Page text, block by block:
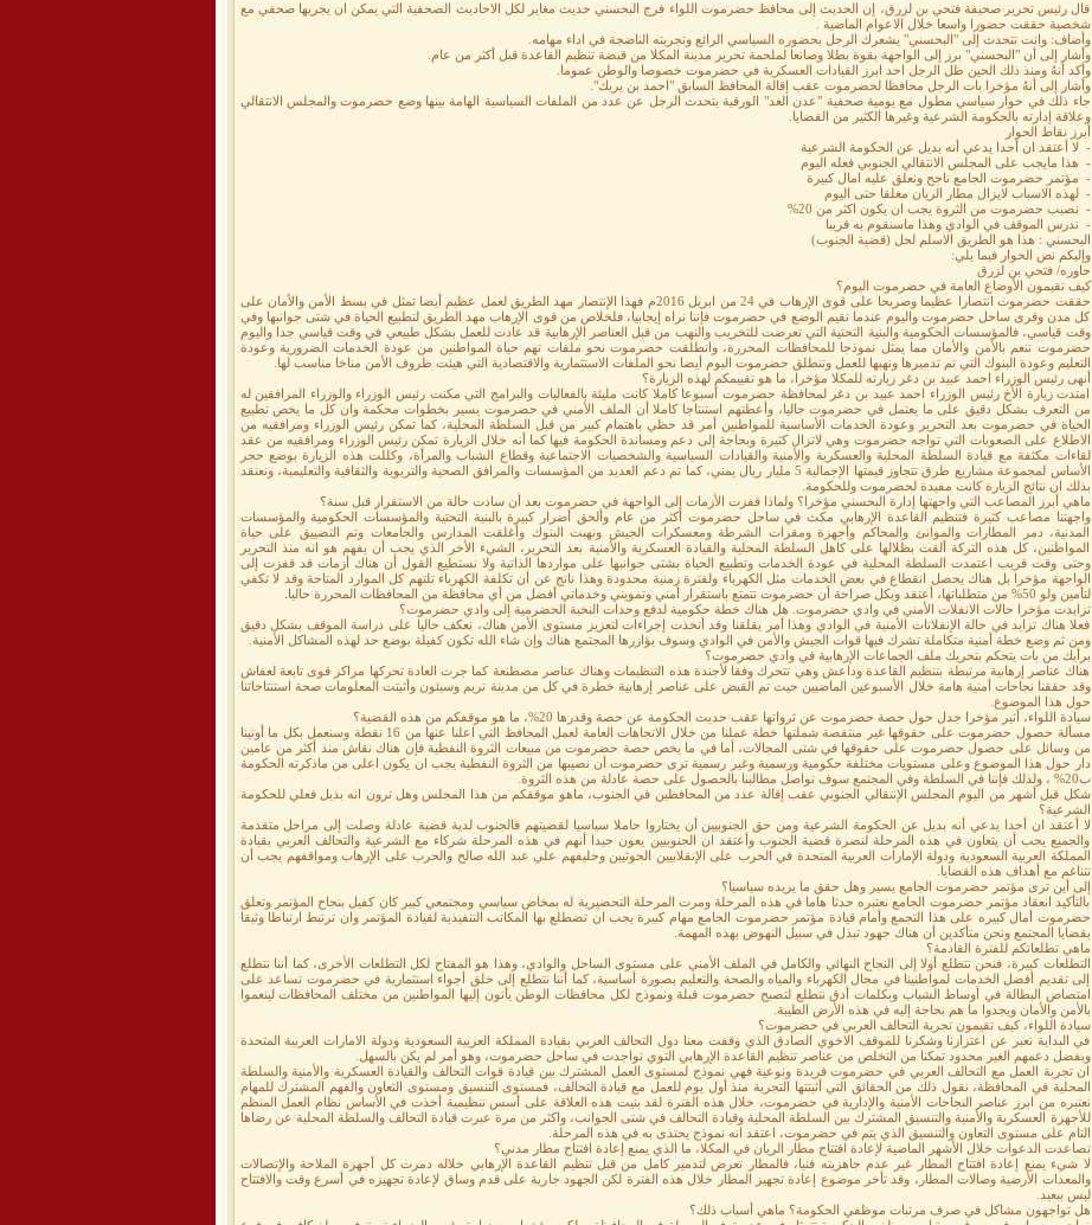
قال رئيس تحرير صحيفة فتحي بن لزرق، إن الحديث إلى محافظ حضرموت اللواء فرج البحسني حديث مغاير لكل الاحاديث الصحفية التي يمكن ان يجريها صحفي مع
شخصية حققت حضورا واسعا خلال الاعوام الماضية .
وأضاف: وانت تتحدث إلى "البحسني" يشعرك الرجل بحضوره السياسي الرائع وتجربته الناضجة في اداء مهامه.
وأشار إلى أن "البحسني" برز إلى الواجهة بقوة بطلا وصانعا لملحمة تحرير مدينة المكلا من قبضة تنظيم القاعدة قبل أكثر من عام.
وأكد أنهُ ومنذ ذلك الحين ظل الرجل احد ابرز القيادات العسكرية في حضرموت خصوصا والوطن عموما.
وأشار إلى أنهُ مؤخرا بات الرجل محافظا لحضرموت عقب إقالة المحافظ السابق "احمد بن بريك".
جاء ذلك في حوار سياسي مطول مع يومية صحفية "عدن الغد" الورقية يتحدث الرجل عن عدد من الملفات السياسية الهامة بينها وضع حضرموت والمجلس الانتقالي
وعلاقة إدارته بالحكومة الشرعية وغيرها الكثير من القضايا.
أبرز نقاط الحوار
- لا أعتقد ان أحدا يدعي أنه بديل عن الحكومة الشرعية
- هذا مايجب على المجلس الانتقالي الجنوبي فعله اليوم
- مؤتمر حضرموت الجامع ناجح ونعلق عليه امال كبيرة
- لهذه الاسباب لايزال مطار الريان مغلقا حتى اليوم
- نصيب حضرموت من الثروة يجب ان يكون اكثر من 20%
- ندرس الموقف في الوادي وهذا ماسنقوم به قريبا
البحسني : هذا هو الطريق الاسلم لحل (قضية الجنوب)
وإليكم نص الحوار فيما يلي:
حاوره/ فتحي بن لزرق
كيف تقيمون الأوضاع العامة في حضرموت اليوم؟
حققت حضرموت انتصارا عظيما وصريحا على قوى الإرهاب في 24 من ابريل 2016م فهذا الإنتصار مهد الطريق لعمل عظيم أيضا تمثل في بسط الأمن والأمان على
كل مدن وقرى ساحل حضرموت واليوم عندما نقيم الوضع في حضرموت فإننا نراه إيجابيا، فلخلاص من قوى الإرهاب مهد الطريق لتطبيع الحياة في شتى جوانبها وفي
وقت قياسي، فالمؤسسات الحكومية والبنية التحتية التي تعرضت للتخريب والنهب من قبل العناصر الإرهابية قد عادت للعمل بشكل طبيعي في وقت قياسي جدا واليوم
حضرموت تنعم بالأمن والأمان مما يمثل نموذجا للمحافظات المحررة، وانطلقت حضرموت نحو ملفات تهم حياة المواطنين من عودة الخدمات الضرورية وعودة
التعليم وعودة البنوك التي تم تدميرها ونهبها للعمل وتنطلق حضرموت اليوم أيضا نحو الملفات الاستثمارية والاقتصادية التي هيئت ظروف الأمن مناخا مناسب لها.
أنهى رئيس الوزراء احمد عبيد بن دغر زيارته للمكلا مؤخرا، ما هو تقييمكم لهذه الزيارة؟
امتدت زيارة الأخ رئيس الوزراء احمد عبيد بن دغر لمحافظة حضرموت أسبوعا كاملا كانت مليئة بالفعاليات والبرامج التي مكنت رئيس الوزراء والوزراء المرافقين له
من التعرف بشكل دقيق على ما يعتمل في حضرموت حاليا، وأعطتهم استنتاجا كاملا أن الملف الأمني في حضرموت يسير بخطوات محكمة وان كل ما يخص تطبيع
الحياة في حضرموت بعد التحرير وعودة الخدمات الأساسية للمواطنين أمر قد حظي باهتمام كبير من قبل السلطة المحلية، كما تمكن رئيس الوزراء ومرافقيه من
الاطلاع على الصعوبات التي تواجه حضرموت وهي لاتزال كثيرة وبحاجة إلى دعم ومساندة الحكومة فيها كما أنه خلال الزيارة تمكن رئيس الوزراء ومرافقيه من عقد
لقاءات مكثفة مع قيادة السلطة المحلية والعسكرية والأمنية والقيادات السياسية والشخصيات الاجتماعية وقطاع الشباب والمرأة، وكللت هذه الزيارة بوضع حجر
الأساس لمجموعة مشاريع طرق تتجاوز قيمتها الإجمالية 5 مليار ريال يمني، كما تم دعم العديد من المؤسسات والمرافق الصحية والتربوية والثقافية والتعليمية، ونعتقد
بذلك ان نتائج الزيارة كانت مفيدة لحضرموت وللحكومة.
ماهي أبرز المصاعب التي واجهتها إدارة البحسني مؤخرا؟ ولماذا قفزت الأزمات إلى الواجهة في حضرموت بعد أن سادت حالة من الاستقرار قبل سنة؟
واجهتنا مصاعب كثيرة فتنظيم القاعدة الإرهابي مكث في ساحل حضرموت أكثر من عام وألحق أضرار كبيرة بالبنية التحتية والمؤسسات الحكومية والمؤسسات
المدنية، دمر المطارات والموانئ والمحاكم وأجهزة ومقرات الشرطة ومعسكرات الجيش ونهبت البنوك وأغلقت المدارس والجامعات وتم التضييق على حياة
المواطنين، كل هذه التركة ألقت بظلالها على كاهل السلطة المحلية والقيادة العسكرية والأمنية بعد التحرير، الشيء الأخر الذي يجب أن يفهم هو انه منذ التحرير
وحتى وقت قريب اعتمدت السلطة المحلية في عودة الخدمات وتطبيع الحياة بشتى جوانبها على مواردها الذاتية ولا نستطيع القول أن هناك أزمات قد قفزت إلى
الواجهة مؤخرا بل هناك يحصل انقطاع في بعض الخدمات مثل الكهرباء ولفترة زمنية محدودة وهذا ناتج عن أن تكلفة الكهرباء تلتهم كل الموارد المتاحة وقد لا تكفي
لتأمين ولو 50% من متطلباتها، أعتقد وبكل صراحة أن حضرموت تتمتع باستقرار أمني وتمويني وخدماتي أفضل من أي محافظة من المحافظات المحررة حاليا.
تزايدت مؤخرا حالات الانفلات الأمني في وادي حضرموت. هل هناك خطة حكومية لدفع وحدات النخبة الحضرمية إلى وادي حضرموت؟
فعلا هناك تزايد في حالة الإنفلاتات الأمنية في الوادي وهذا أمر يقلقنا وقد أتخذت إجراءات لتعزيز مستوى الأمن هناك، نعكف حاليا على دراسة الموقف بشكل دقيق
ومن ثم وضع خطة أمنية متكاملة تشرك فيها قوات الجيش والأمن في الوادي وسوف يؤازرها المجتمع هناك وإن شاء الله تكون كفيلة بوضع حد لهذه المشاكل الأمنية.
برأيك من بات يتحكم بتحريك ملف الجماعات الإرهابية في وادي حضرموت؟
هناك عناصر إرهابية مرتبطة بتنظيم القاعدة وداعش وهي تتحرك وفقا لأجندة هذه التنظيمات وهناك عناصر مصطنعة كما جرت العادة تحركها مراكز قوى تابعة لعفاش
وقد حققنا نجاحات أمنية هامة خلال الأسبوعين الماضيين حيث تم القبض على عناصر إرهابية خطرة في كل من مدينة تريم وسيئون وأثبتت المعلومات صحة استنتاجاتنا
حول هذا الموضوع.
سيادة اللواء، أثير مؤخرا جدل حول حصة حضرموت عن ثرواتها عقب حديث الحكومة عن حصة وقدرها 20%، ما هو موقفكم من هذه القضية؟
مسألة حصول حضرموت على حقوقها غير منتقصة شملتها خطة عملنا من خلال الاتجاهات العامة لعمل المحافظ التي اعلنا عنها من 16 نقطة وسنعمل بكل ما أوتينا
من وسائل على حصول حضرموت على حقوقها في شتى المجالات، أما في ما يخص حصة حضرموت من مبيعات الثروة النفطية فإن هناك نقاش منذ أكثر من عامين
دار حول هذا الموضوع وعلى مستويات مختلفة حكومية ورسمية وغير رسمية ترى حضرموت أن نصيبها من الثروة النفطية يجب ان يكون اعلى من ماذكرته الحكومة
ب20% ، ولذلك فإننا في السلطة وفي المجتمع سوف نواصل مطالبنا بالحصول على حصة عادلة من هذه الثروة.
شكل قبل أشهر من اليوم المجلس الإنتقالي الجنوبي عقب إقالة عدد من المحافظين في الجنوب، ماهو موقفكم من هذا المجلس وهل ترون انه بديل فعلي للحكومة
الشرعية؟
لا أعتقد ان أحدا يدعي أنه بديل عن الحكومة الشرعية ومن حق الجنوبيين أن يختاروا حاملا سياسيا لقضيتهم فالجنوب لدية قضية عادلة وصلت إلى مراحل متقدمة
والجميع يجب أن يتعاون في هذه المرحلة لنصرة قضية الجنوب وأعتقد ان الجنوبيين يعون جيدا أنهم في هذه المرحلة شركاء مع الشرعية والتحالف العربي بقيادة
المملكة العربية السعودية ودولة الإمارات العربية المتحدة في الحرب على الإنقلابيين الحوثيين وحليفهم علي عبد الله صالح والحرب على الإرهاب ومواقفهم يجب أن
تتناغم مع أهداف هذه القضايا.
إلى أين ترى مؤتمر حضرموت الجامع يسير وهل حقق ما يريده سياسيا؟
بالتأكيد انعقاد مؤتمر حضرموت الجامع نعتبره حدثا هاما في هذه المرحلة ومرت المرحلة التحضيرية له بمخاض سياسي ومجتمعي كبير كان كفيل بنجاح المؤتمر وتعلق
حضرموت أمال كبيره على هذا التجمع وأمام قيادة مؤتمر حضرموت الجامع مهام كبيرة يجب ان تضطلع بها المكاتب التنفيذية لقيادة المؤتمر وان ترتبط ارتباطا وثيقا
بقضايا المجتمع ونحن متأكدين أن هناك جهود تبذل في سبيل النهوض بهذه المهمة.
ماهي تطلعاتكم للفترة القادمة؟
التطلعات كبيرة، فنحن نتطلع أولا إلى النجاح النهائي والكامل في الملف الأمني على مستوى الساحل والوادي، وهذا هو المفتاح لكل التطلعات الأخرى، كما أننا نتطلع
إلى تقديم أفضل الخدمات لمواطنينا في مجال الكهرباء والمياه والصحة والتعليم بصورة أساسية، كما أننا نتطلع إلى خلق أجواء استثمارية في حضرموت تساعد على
امتصاص البطالة في أوساط الشباب وبكلمات أدق نتطلع لتصبح حضرموت قبلة ونموذج لكل محافظات الوطن يأتون إليها المواطنين من مختلف المحافظات لينعموا
بالأمن والأمان ويجدوا ما هم بحاجة إليه في هذه الأرض الطيبة.
سيادة اللواء، كيف تقيمون تجربة التحالف العربي في حضرموت؟
في البداية نعبر عن اعتزازنا وشكرنا للموقف الاخوي الصادق الذي وقفت معنا دول التحالف العربي بقيادة المملكة العربية السعودية ودولة الامارات العربية المتحدة
وبفضل دعمهم الغير محدود تمكنا من التخلص من عناصر تنظيم القاعدة الإرهابي التوي تواجدت في ساحل حضرموت، وهو أمر لم يكن بالسهل.
ان تجربة العمل مع التحالف العربي في حضرموت فريدة ونوعية فهي نموذج لمستوى العمل المشترك بين قيادة قوات التحالف والقيادة العسكرية والأمنية والسلطة
المحلية في المحافظة، نقول ذلك من الحقائق التي أثبتتها التجربة منذ أول يوم للعمل مع قيادة التحالف، فمستوى التنسيق ومستوى التعاون والفهم المشترك للمهام
نعتبره من ابرز عناصر النجاحات الأمنية والإدارية في حضرموت، خلال هذه الفترة لقد بنيت هذه العلاقة على أسس تنظيمية أخذت في الأساس نظام العمل المنظم
للأجهزة العسكرية والأمنية والتنسيق المشترك بين السلطة المحلية وقيادة التحالف في شتى الجوانب، واكثر من مرة عبرت قيادة التحالف والسلطة المحلية عن رضاها
التام على مستوى التعاون والتنسيق الذي يتم في حضرموت، اعتقد انه نموذج يحتذى به في هذه المرحلة.
تصاعدت الدعوات خلال الأشهر الماضية لإعادة افتتاح مطار الريان في المكلا، ما الذي يمنع إعادة افتتاح مطار مدني؟
لا شيء يمنع إعادة افتتاح المطار غير عدم جاهزيته فنيا، فالمطار تعرض لتدمير كامل من قبل تنظيم القاعدة الإرهابي خلاله دمرت كل أجهزة الملاحة والإتصالات
والمعدات الأرضية وصالات المطار، وقد تأخر موضوع إعادة تجهيز المطار خلال هذه الفترة لكن الجهود جارية على قدم وساق لإعادة تجهيزه في أسرع وقت والافتتاح
ليس ببعيد.
هل تواجهون مشاكل في صرف مرتبات موظفي الحكومة؟ ماهي أسباب ذلك؟